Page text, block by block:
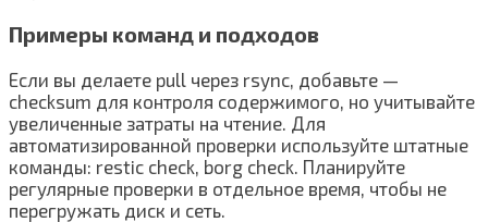
Примеры команд и подходов
Если вы делаете pull через rsync, добавьте —
checksum для контроля содержимого, но учитывайте
увеличенные затраты на чтение. Для
автоматизированной проверки используйте штатные
команды: restic check, borg check. Планируйте
регулярные проверки в отдельное время, чтобы не
перегружать диск и сеть.